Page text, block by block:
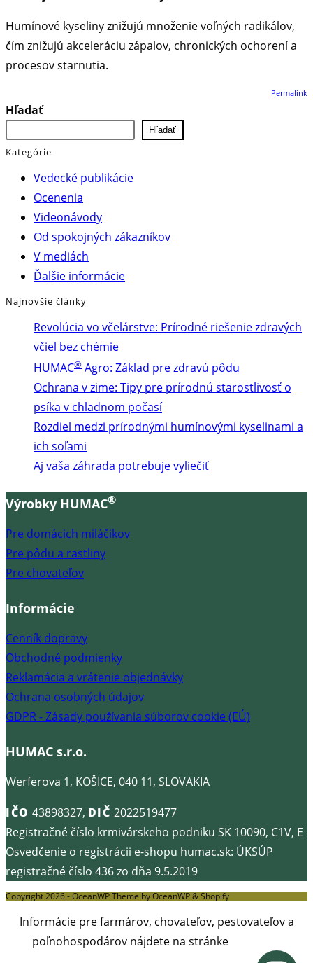
Humínové kyseliny znižujú množenie voľných radikálov,
čím znižujú akceleráciu zápalov, chronických ochorení a
procesov starnutia.
Permalink
Hľadať
Hľadať
Kategórie
Vedecké publikácie
Ocenenia
Videonávody
Od spokojných zákazníkov
V mediách
Ďalšie informácie
Najnovšie články
Revolúcia vo včelárstve: Prírodné riešenie zdravých
včiel bez chémie
HUMAC® Agro: Základ pre zdravú pôdu
Ochrana v zime: Tipy pre prírodnú starostlivosť o
psíka v chladnom počasí
Rozdiel medzi prírodnými humínovými kyselinami a
ich soľami
Aj vaša záhrada potrebuje vyliečiť
Výrobky HUMAC®
Pre domácich miláčikov
Pre pôdu a rastliny
Pre chovateľov
Informácie
Cenník dopravy
Obchodné podmienky
Reklamácia a vrátenie objednávky
Ochrana osobných údajov
GDPR - Zásady používania súborov cookie (EÚ)
HUMAC s.r.o.
Werferova 1, KOŠICE, 040 11, SLOVAKIA
IČO 43898327, DIČ 2022519477
Registračné číslo krmivárskeho podniku SK 10090, C1V, E
Osvedčenie o registrácii e-shopu humac.sk: ÚKSÚP
registračné číslo 436 zo dňa 9.5.2019
Copyright 2026 - OceanWP Theme by OceanWP & Shopify
Informácie pre farmárov, chovateľov, pestovateľov a
poľnohospodárov nájdete na stránke